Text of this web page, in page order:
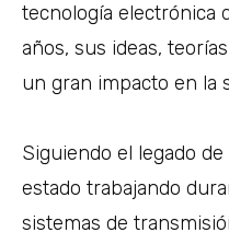
tecnología electrónica
años, sus ideas,
un gran impacto en la
Siguiendo el legado
estado trabajando
sistemas de